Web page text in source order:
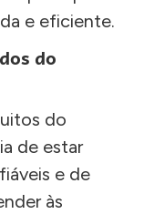
e eficiente.
do
do
de estar
e de
às